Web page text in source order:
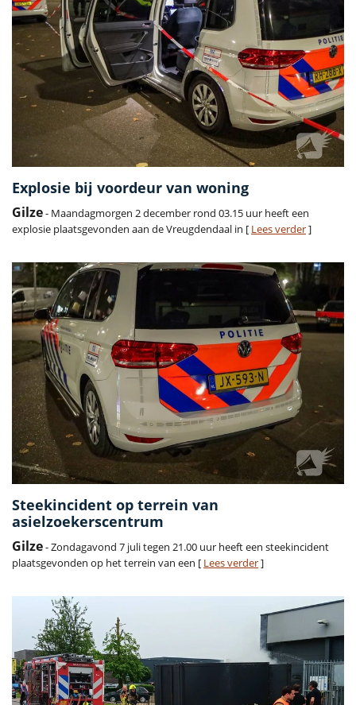
Explosie bij voordeur van woning
Gilze- Maandagmorgen 2 december rond 03.15 uur heeft een
explosie plaatsgevonden aan de Vreugdendaal in [ Lees verder]
Steekincident op terrein van
asielzoekerscentrum
Gilze- Zondagavond 7 juli tegen 21.00 uur heeft een steekincident
plaatsgevonden op het terrein van een [ Lees verder]